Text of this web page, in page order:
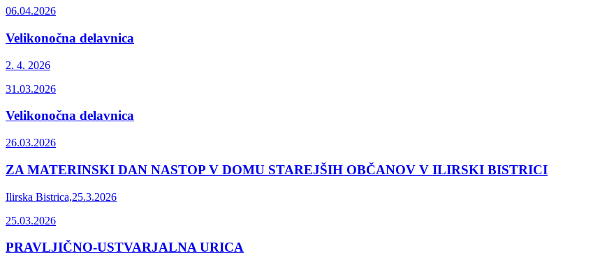
06.04.2026
Velikonočna delavnica
2. 4. 2026
31.03.2026
Velikonočna delavnica
26.03.2026
ZA MATERINSKI DAN NASTOP V DOMU STAREJŠIH OBČANOV V ILIRSKI BISTRICI
Ilirska Bistrica,25.3.2026
25.03.2026
PRAVLJIČNO-USTVARJALNA URICA